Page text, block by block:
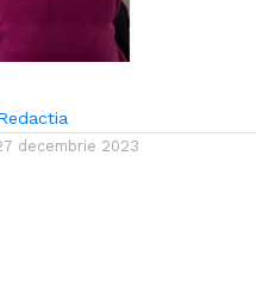
decembrie 2023